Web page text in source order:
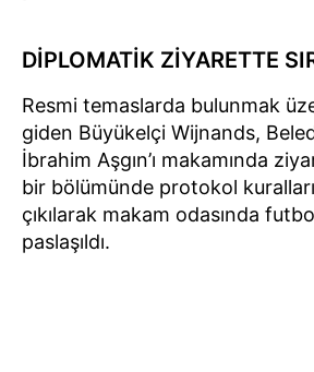
DİPLOMATİK ZİYARETTE
Resmi temaslarda bulunmak
giden Büyükelçi Wijnands,
İbrahim Aşgın’ı makamında
bir bölümünde protokol
çıkılarak makam odasında
paslaşıldı.